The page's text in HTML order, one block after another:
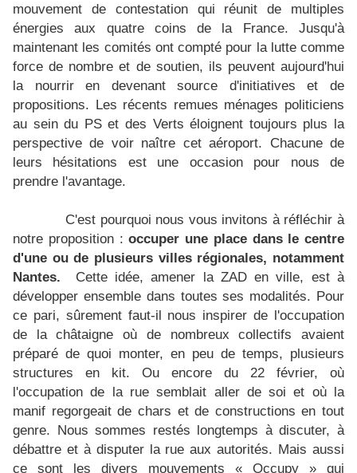
mouvement de contestation qui réunit de multiples
énergies aux quatre coins de la France. Jusqu'à
maintenant les comités ont compté pour la lutte comme
force de nombre et de soutien, ils peuvent aujourd'hui
la nourrir en devenant source d'initiatives et de
propositions. Les récents remues ménages politiciens
au sein du PS et des Verts éloignent toujours plus la
perspective de voir naître cet aéroport. Chacune de
leurs hésitations est une occasion pour nous de
prendre l'avantage.
C'est pourquoi nous vous invitons à réfléchir à
notre proposition :occuper une place dans le centre
d'une ou de plusieurs villes régionales, notamment
Nantes.
Cette idée, amener la ZAD en ville, est à
développer ensemble dans toutes ses modalités. Pour
ce pari, sûrement faut-il nous inspirer de l'occupation
de la châtaigne où de nombreux collectifs avaient
préparé de quoi monter, en peu de temps, plusieurs
structures en kit. Ou encore du 22 février, où
l'occupation de la rue semblait aller de soi et où la
manif regorgeait de chars et de constructions en tout
genre. Nous sommes restés longtemps à discuter, à
débattre et à disputer la rue aux autorités. Mais aussi
ce sont les divers mouvements « Occupy » qui